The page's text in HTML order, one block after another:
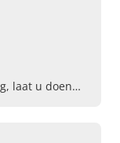
laat u doen